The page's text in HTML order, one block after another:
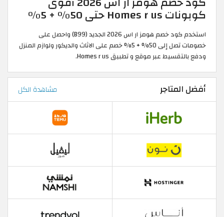
كوبونات Homes r us حتى 50% + 5%
استخدم كود خصم هومز ار اس 2026 الجديد (B99) واحصل على
خصومات تصل إلى 50% + 5% خصم على الاثاث والديكور ولوازم المنزل
ودفع بالتقسيط عبر موقع و تطبيق Homes r us.
أفضل المتاجر مشاهدة الكل